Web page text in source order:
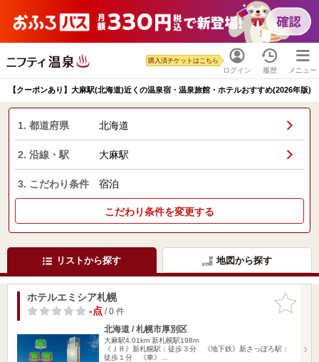
ログイン
購入済チケットはこちら
履歴 メニュー
【クーポンあり】大麻駅(北海道)近くの温泉宿・温泉旅館・ホテルおすすめ(2026年版)
1. 都道府県 北海道
2. 沿線・駅 大麻駅
3. こだわり条件 宿泊
こだわり条件を変更する
リストから探す 地図から探す
お気に入
りに追加
ホテルエミシア札幌
-点/ 0 件
北海道 / 札幌市厚別区
大麻駅4.01km 新札幌駅198m
《ＪＲ》新札幌駅：徒歩３分 《地下鉄》新さっぽろ駅：
徒歩１分 《車》…